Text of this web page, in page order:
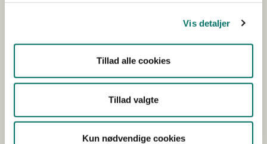
Vis detaljer
Tillad alle cookies
Tillad valgte
Kun nødvendige cookies
Pressekontakt
Pressevagten
presse@fvm.dk